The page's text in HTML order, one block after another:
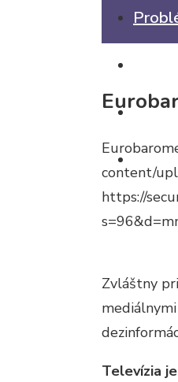
TV
content/
https://
Zvláštny
Televízia